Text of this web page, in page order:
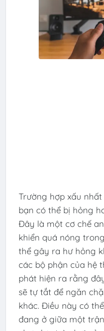
Trường hợp xấu nhất
bạn có thể bị hỏng
Đây là một cơ chế
khiển quá nóng
thể gây ra hư hỏng
các bộ phận của hệ
phát hiện ra rằng
sẽ tự tắt để ngăn
khác. Điều này có
đang ở giữa một